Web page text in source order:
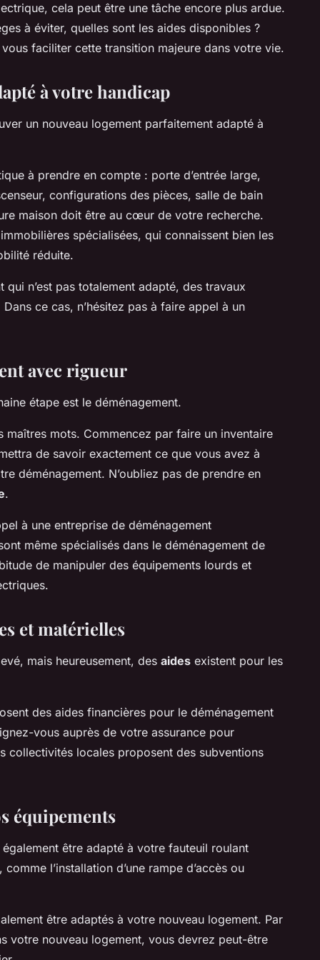
cela peut être une tâche encore plus ardue.
à éviter, quelles sont les aides disponibles ?
faciliter cette transition majeure dans votre vie.
à votre handicap
un nouveau logement parfaitement adapté à
à prendre en compte : porte d’entrée large,
configurations des pièces, salle de bain
maison doit être au cœur de votre recherche.
spécialisées, qui connaissent bien les
réduite.
n’est pas totalement adapté, des travaux
ce cas, n’hésitez pas à faire appel à un
avec rigueur
étape est le déménagement.
mots. Commencez par faire un inventaire
de savoir exactement ce que vous avez à
déménagement. N’oubliez pas de prendre en
.
à une entreprise de déménagement
même spécialisés dans le déménagement de
de manipuler des équipements lourds et
et matérielles
mais heureusement, des aides existent pour les
des aides financières pour le déménagement
vous auprès de votre assurance pour
collectivités locales proposent des subventions
équipements
être adapté à votre fauteuil roulant
l’installation d’une rampe d’accès ou
être adaptés à votre nouveau logement. Par
votre nouveau logement, vous devrez peut-être